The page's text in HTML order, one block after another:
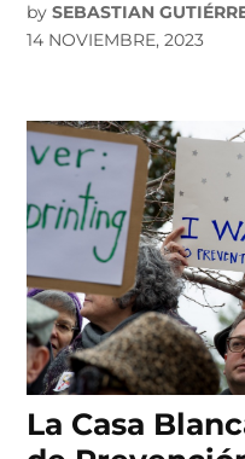
by SEBASTIAN
14 NOVIEMBRE, 2023
La Casa